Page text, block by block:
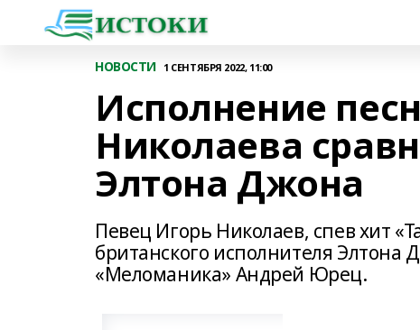
НОВОСТИ 1 СЕНТЯБРЯ 2022, 11:00
Исполнение
Николаева
Элтона Джона
Певец Игорь Николаев, спев хит
британского исполнителя Элтона
«Меломаника» Андрей Юрец.